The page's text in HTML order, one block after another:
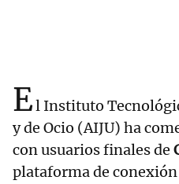
El Instituto
y de Ocio (AIJU) ha
con usuarios finales de
plataforma de